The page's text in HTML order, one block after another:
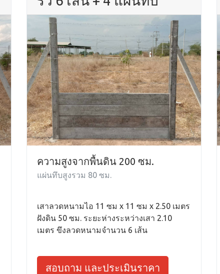
ความสูงจากพื้นดิน 200 ซม.
แผ่นทึบสูงรวม 80 ซม.
เสาลวดหนามไอ 11 ซม x 11 ซม x 2.50 เมตร
ฝังดิน 50 ซม. ระยะห่างระหว่างเสา 2.10
เมตร ขึงลวดหนามจำนวน 6 เส้น
สอบถาม และประเมินราคา